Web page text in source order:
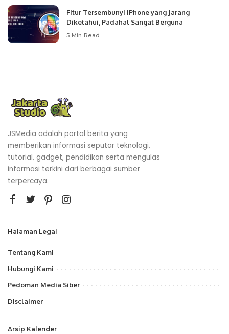
Fitur Tersembunyi iPhone yang Jarang
Diketahui, Padahal Sangat Berguna
5 Min Read
JSMedia adalah portal berita yang
memberikan informasi seputar teknologi,
tutorial, gadget, pendidikan serta mengulas
informasi terkini dari berbagai sumber
terpercaya.
Halaman Legal
Tentang Kami
Hubungi Kami
Pedoman Media Siber
Disclaimer
Arsip Kalender